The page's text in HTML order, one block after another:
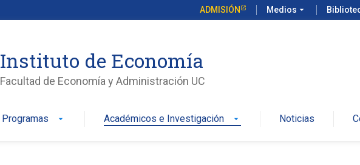
ADMISIÓN Medios arrow_drop_down
Instituto de Economía
Facultad de Economía y Administración UC
Programas arrow_drop_down Académicos e Investigación arrow_drop_down Noticias